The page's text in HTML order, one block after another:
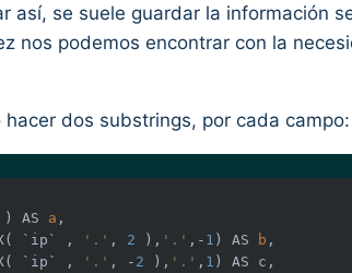
así, se suele guardar la información
nos podemos encontrar con la
dos substrings, por cada campo:
) AS a
`ip` , '.' , 2 ) , '.' ,- 1 ) AS b
`ip` , '.' , - 2 ) , '.' , 1